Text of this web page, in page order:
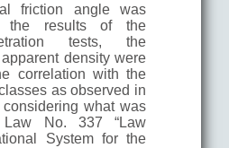
friction angle was
the results of the
tests, the
density were
correlation with the
as observed in
what was
Law No. 337 “Law
System for the